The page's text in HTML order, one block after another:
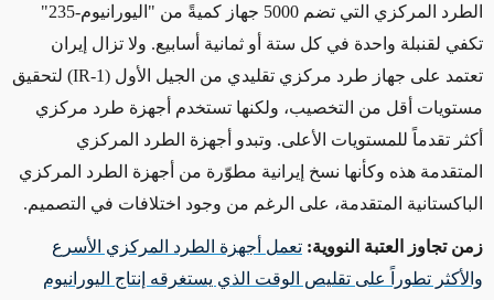
الطرد المركزي التي تضم 5000 جهاز كميةً من "اليورانيوم
-
235"
تكفي لقنبلة واحدة في كل ستة أو ثمانية أسابيع. ولا تزال إيران
تعتمد على جهاز طرد مركزي تقليدي من الجيل الأول (IR-1)
لتحقيق
مستويات أقل من التخصيب، ولكنها تستخدم أجهزة طرد مركزي
أكثر تقدماً للمستويات الأعلى. وتبدو أجهزة الطرد المركزي
المتقدمة هذه وكأنها نسخ إيرانية مطوّرة من أجهزة الطرد المركزي
الباكستانية المتقدمة، على الرغم من وجود اختلافات في التصميم.
زمن تجاوز العتبة النووية: تعمل أجهزة الطرد المركزي الأسرع
والأكثر تطوراً على تقليص الوقت الذي يستغرقه إنتاج اليورانيوم